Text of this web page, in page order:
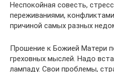
Неспокойная совесть,
переживаниями,
причиной самых разных
Прошение к Божией Матери
греховных мыслей. Надо
лампаду. Свои проблемы,